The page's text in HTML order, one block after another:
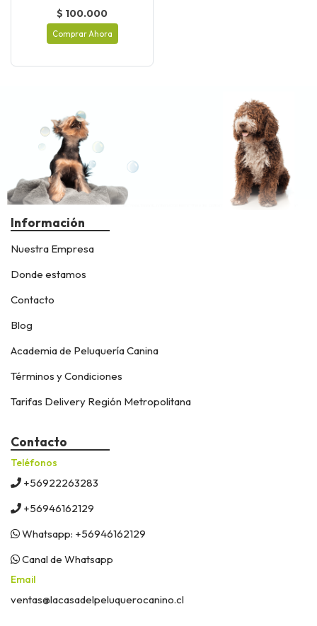
$ 100.000
Comprar Ahora
Información
Nuestra Empresa
Donde estamos
Contacto
Blog
Academia de Peluquería Canina
Términos y Condiciones
Tarifas Delivery Región Metropolitana
Contacto
Teléfonos
+56922263283
+56946162129
Whatsapp: +56946162129
Canal de Whatsapp
Email
ventas@lacasadelpeluquerocanino.cl